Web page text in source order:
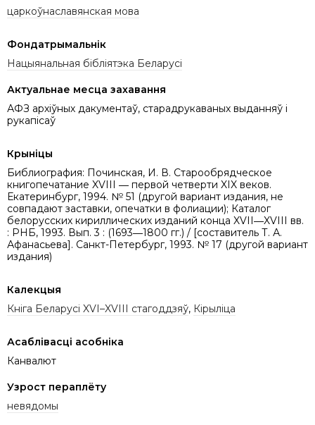
царкоўнаславянская мова
Фондатрымальнік
Нацыянальная бібліятэка Беларусі
Актуальнае месца захавання
АФЗ архіўных дакументаў, старадрукаваных выданняў і
рукапісаў
Крыніцы
Библиография: Починская, И. В. Старообрядческое
книгопечатание XVIII ― первой четверти XIX веков.
Екатеринбург, 1994. № 51 (другой вариант издания, не
совпадают заставки, опечатки в фолиации); Каталог
белорусских кириллических изданий конца XVII―XVIII вв.
: РНБ, 1993. Вып. 3 : (1693―1800 гг.) / [составитель Т. А.
Афанасьева]. Санкт-Петербург, 1993. № 17 (другой вариант
издания)
Калекцыя
Кніга Беларусі XVI–XVIII стагоддзяў, Кірыліца
Асаблівасці асобніка
Канвалют
Узрост пераплёту
невядомы